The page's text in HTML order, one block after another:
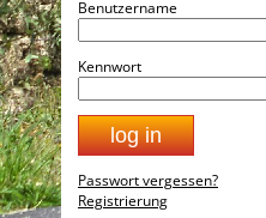
Benutzername
Kennwort
Passwort vergessen?
Registrierung